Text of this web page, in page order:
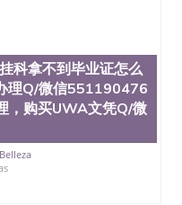
业证551190476留
哪里可以办理
校办理假的毕业证成
办理水印成绩单
分数551190476
假文凭网上能查到吗
QQ微信551190476办
国外毕业证去哪认证
QQ微信551190476国
科拿不到毕业证怎么
理Q/微信551190476
，购买UWA文凭Q/微